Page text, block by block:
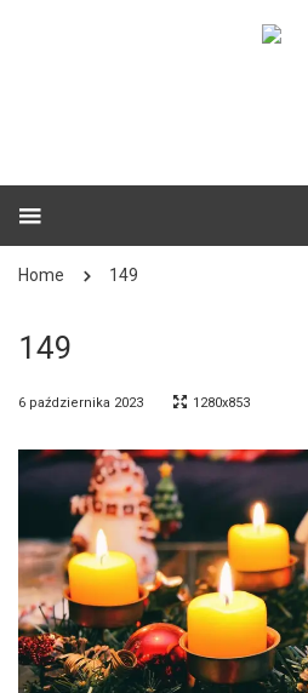
Home 149
149
6 października 2023 1280x853